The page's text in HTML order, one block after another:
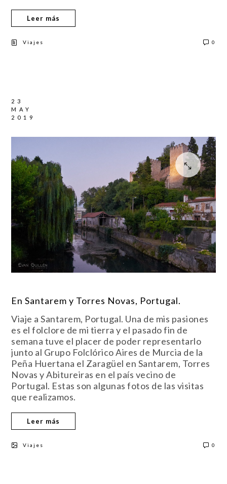
Leer más
Viajes 0
23
MAY
2019
En Santarem y Torres Novas, Portugal.
Viaje a Santarem, Portugal. Una de mis pasiones
es el folclore de mi tierra y el pasado fin de
semana tuve el placer de poder representarlo
junto al Grupo Folclórico Aires de Murcia de la
Peña Huertana el Zaragüel en Santarem, Torres
Novas y Abitureiras en el país vecino de
Portugal. Estas son algunas fotos de las visitas
que realizamos.
Leer más
Viajes 0